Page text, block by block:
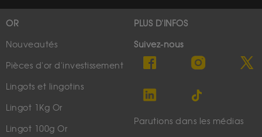
OR
Nouveautés
Pièces d'or d'investissement
Lingots et lingotins
Lingot 1Kg Or
Lingot 100g Or
PLUS D'INFOS
Suivez-nous
Parutions dans les médias